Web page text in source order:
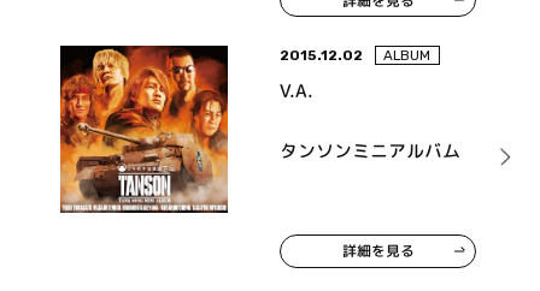
2015.12.02 ALBUM
V.A.
タンソンミニアルバム
詳細を見る